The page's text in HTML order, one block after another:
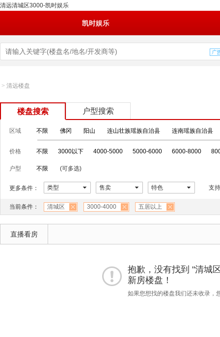
清远清城区3000-凯时娱乐
凯时娱乐
> 清远楼盘
楼盘搜索 户型搜索
区域 不限 佛冈 阳山 连山壮族瑶族自治县 连南瑶族自治县
价格 不限 3000以下 4000-5000 5000-6000 6000-8000
户型 不限 (可多选)
更多条件： 类型 售卖 特色 支
当前条件： 清城区 3000-4000 五居以上
直播看房
抱歉，没有找到 "清城
新房楼盘！
如果您想找的楼盘我们还未收录，